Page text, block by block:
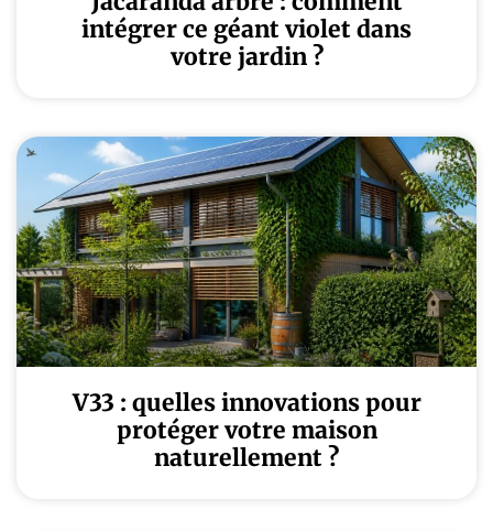
intégrer ce géant violet dans
votre jardin ?
V33 : quelles innovations pour
protéger votre maison
naturellement ?